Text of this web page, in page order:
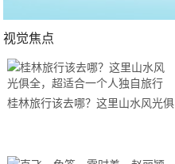
视觉焦点
桂林旅行该去哪？这里山水风光俱